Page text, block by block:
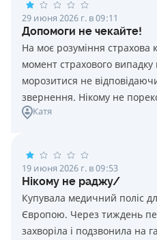
29 июня 2026 г. в 09:11
Допомоги не чекайте!
На моє розуміння страхова
момент страхового
морозитися не
звернення. Нікому не
Катя
19 июня 2026 г. в 09:53
Нікому не раджу/
Купувала медичний поліс
Європою. Через тиждень
захворіла і подзвонила на